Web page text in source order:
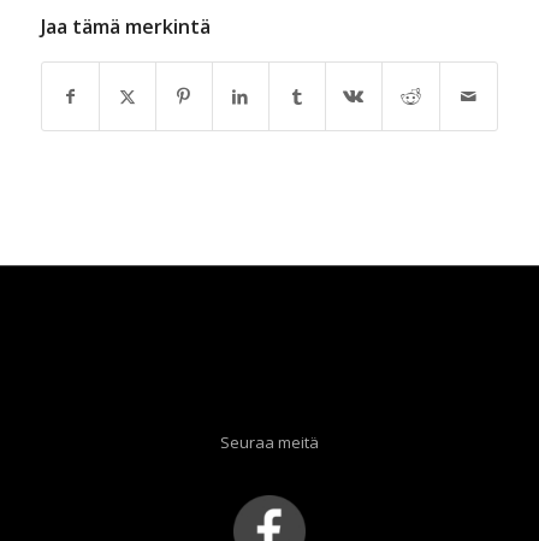
Jaa tämä merkintä
Seuraa meitä